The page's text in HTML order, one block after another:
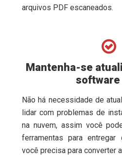
arquivos PDF escaneados.
Mantenha-se
software
Não há necessidade de
lidar com problemas de
na nuvem, assim você
ferramentas para
você precisa para converter